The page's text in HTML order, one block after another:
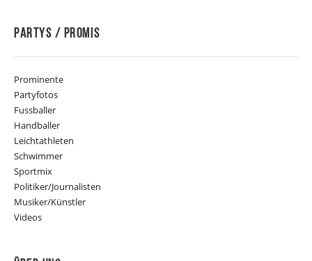
Partys / Promis
Prominente
Partyfotos
Fussballer
Handballer
Leichtathleten
Schwimmer
Sportmix
Politiker/Journalisten
Musiker/Künstler
Videos